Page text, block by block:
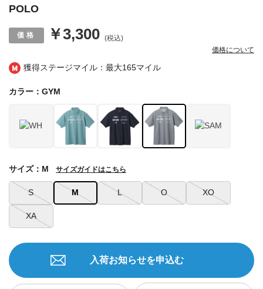
獲得ステージマイル：最大165マイル
POLO
￥3,300 (税込)
価格について
カラー：GYM
S M L O XO
XA
サイズ：M サイズガイドはこちら
入荷お知らせを申込む